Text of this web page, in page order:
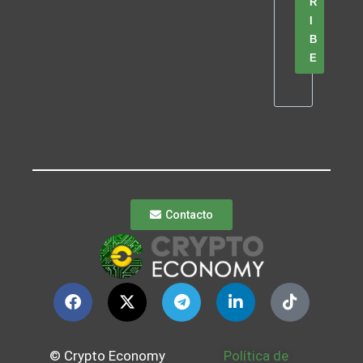
B
E
Contacto
© Crypto Economy Política de